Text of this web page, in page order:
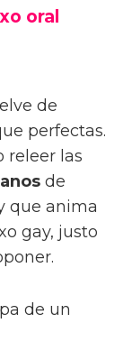
oral
de
perfectas.
releer las
de
que anima
gay, justo
de un